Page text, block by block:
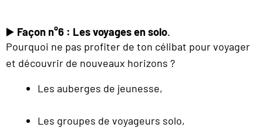
▶️ Façon n°6 : Les voyages en solo.
Pourquoi ne pas profiter de ton célibat pour voyager
et découvrir de nouveaux horizons ?
Les auberges de jeunesse,
Les groupes de voyageurs solo,